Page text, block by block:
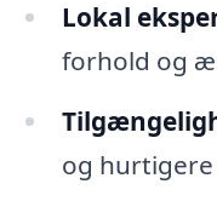
Lokal
forhold og
og